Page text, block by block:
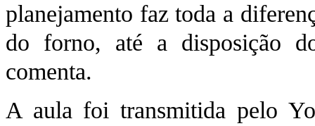
planejamento faz toda a
do forno, até a disposição
comenta.
A aula foi transmitida pelo